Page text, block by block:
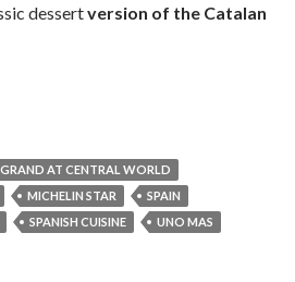
dessertversion of the Catalan
AT CENTRAL WORLD
MICHELIN STAR
SPAIN
SPANISH CUISINE
UNO MAS